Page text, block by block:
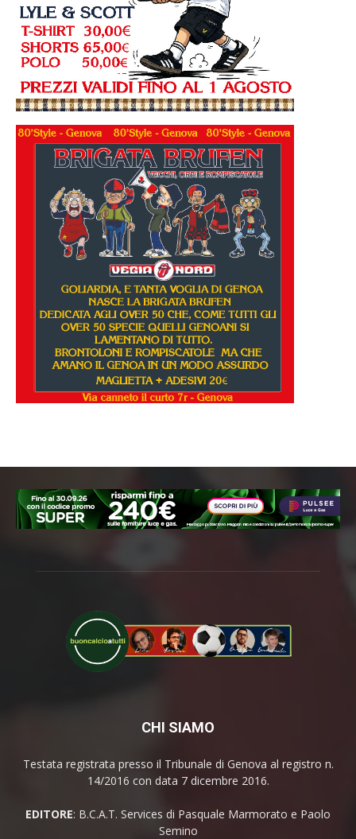
CHI SIAMO
Testata registrata presso il Tribunale di Genova al registro n.
14/2016 con data 7 dicembre 2016.
EDITORE: B.C.A.T. Services di Pasquale Marmorato e Paolo
Semino